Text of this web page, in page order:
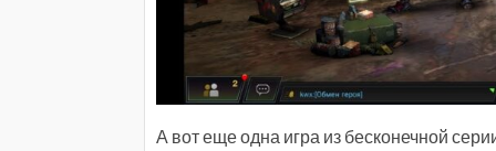
А вот еще одна игра из бесконечной